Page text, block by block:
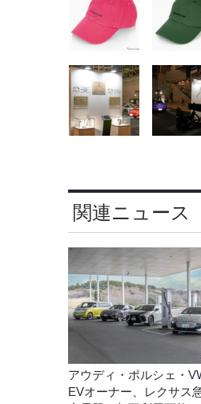
関連ニュース
アウディ・ポルシェ・
EVオーナー、レクサス